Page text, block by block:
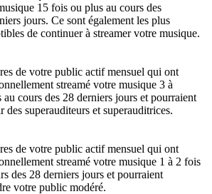
15 fois ou plus au cours des
jours. Ce sont également les plus
de continuer à streamer votre musique.
de votre public actif mensuel qui ont
streamé votre musique 3 à
au cours des 28 derniers jours et pourraient
des superauditeurs et superauditrices.
de votre public actif mensuel qui ont
streamé votre musique 1 à 2 fois
des 28 derniers jours et pourraient
votre public modéré.